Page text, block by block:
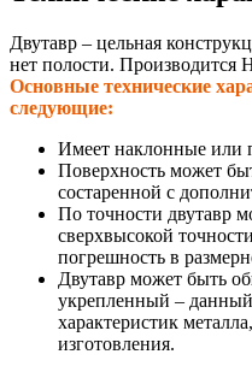
Двутавр – цельная
нет полости. Производится
Основные технические
следующие:
Имеет наклонные или
Поверхность может
состаренной с
По точности двутавр
сверхвысокой
погрешность в
Двутавр может быть
укрепленный – данный
характеристик
изготовления.